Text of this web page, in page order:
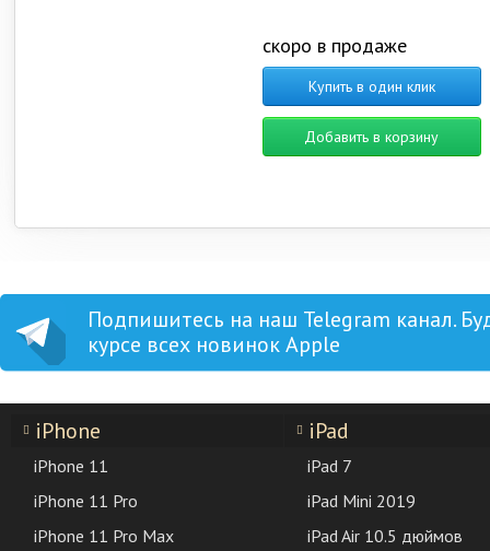
скоро в продаже
Купить в один клик
Добавить в корзину
Подпишитесь на наш Telegram канал.
курсе всех новинок Apple
iPhone
iPhone 11
iPhone 11 Pro
iPhone 11 Pro Max
iPad
iPad 7
iPad Mini 2019
iPad Air 10.5 дюймов